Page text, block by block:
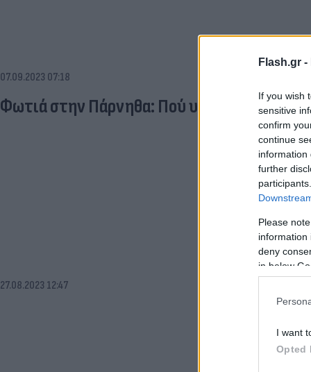
Flash.gr -
If you wish
sensitive
confirm
continue
information
further
Please
information
deny
in below
I want
Opted
07.09.2023 07:18
Φωτιά στην Πάρνηθα: Πού υπάρχει
27.08.2023 12:47